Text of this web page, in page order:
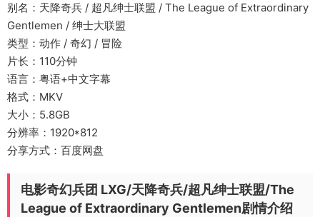
别名：天降奇兵 / 超凡绅士联盟 / The League of Extraordinary
Gentlemen / 绅士大联盟
类型：动作 / 奇幻 / 冒险
片长：110分钟
语言：粤语+中文字幕
格式：MKV
大小：5.8GB
分辨率：1920*812
分享方式：百度网盘
电影奇幻兵团 LXG/天降奇兵/超凡绅士联盟/The
League of Extraordinary Gentlemen剧情介绍